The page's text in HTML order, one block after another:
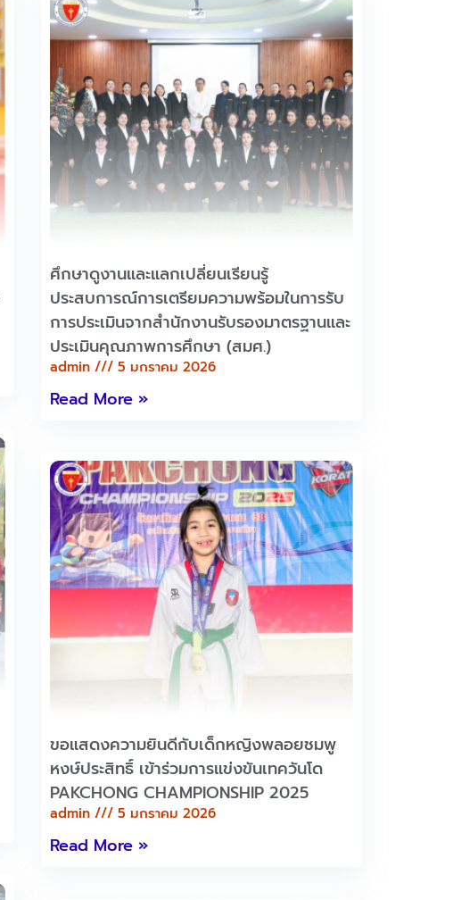
ศึกษาดูงานและแลกเปลี่ยนเรียนรู้
ประสบการณ์การเตรียมความพร้อมในการรับ
การประเมินจากสำนักงานรับรองมาตรฐานและ
ประเมินคุณภาพการศึกษา (สมศ.)
admin 5 มกราคม 2026
Read More »
ขอแสดงความยินดีกับเด็กหญิงพลอยชมพู
หงษ์ประสิทธิ์ เข้าร่วมการแข่งขันเทควันโด
PAKCHONG CHAMPIONSHIP 2025
admin 5 มกราคม 2026
Read More »